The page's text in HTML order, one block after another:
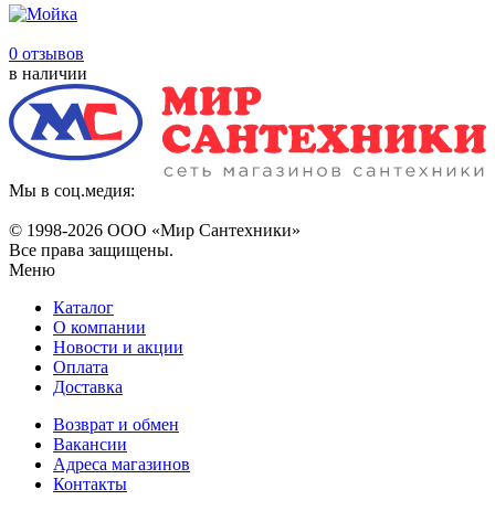
0 отзывов
в наличии
Мы в соц.медия:
© 1998-2026 ООО «Мир Сантехники»
Все права защищены.
Меню
Каталог
О компании
Новости и акции
Оплата
Доставка
Возврат и обмен
Вакансии
Адреса магазинов
Контакты